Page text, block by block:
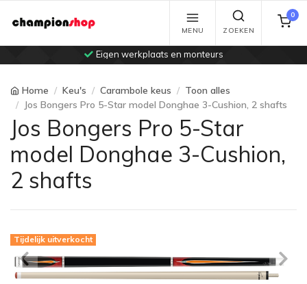
Eigen werkplaats en monteurs
MENU ZOEKEN
0
Home Keu's Carambole keus
Toon alles
Jos Bongers Pro 5-Star model Donghae 3-Cushion, 2 shafts
Jos Bongers Pro 5-Star
model Donghae 3-Cushion,
2 shafts
Tijdelijk uitverkocht
Previous